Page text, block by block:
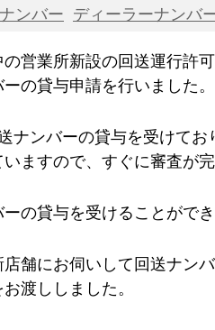
ンバー ディーラーナンバ
営業所新設の回送運行許
の貸与申請を行いました。
ナンバーの貸与を受けて
いますので、すぐに審査が
の貸与を受けることがで
舗にお伺いして回送ナン
渡ししました。